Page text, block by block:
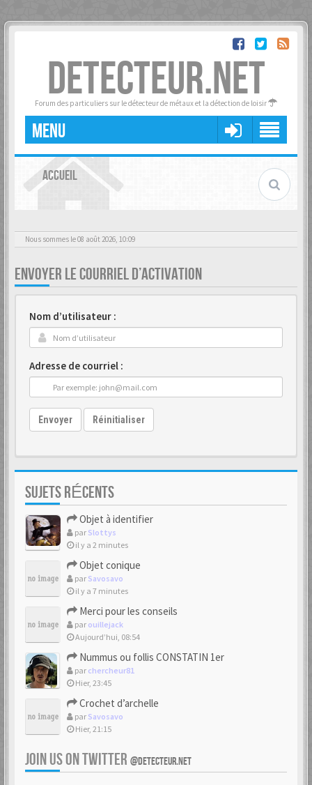
DETECTEUR.NET
Forum des particuliers sur le détecteur de métaux et la détection de loisir
MENU
ACCUEIL
Nous sommes le 08 août 2026, 10:09
ENVOYER LE COURRIEL D’ACTIVATION
Nom d’utilisateur :
Adresse de courriel :
Envoyer Réinitialiser
SUJETS RÉCENTS
Objet à identifier
par Slottys
il y a 2 minutes
Objet conique
par Savosavo
il y a 7 minutes
Merci pour les conseils
par ouillejack
Aujourd’hui, 08:54
Nummus ou follis CONSTATIN 1er
par chercheur81
Hier, 23:45
Crochet d’archelle
par Savosavo
Hier, 21:15
JOIN US ON TWITTER @DETECTEUR.NET